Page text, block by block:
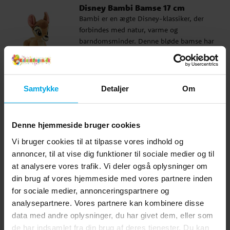
Samtykke Detaljer Om
Denne hjemmeside bruger cookies
Vi bruger cookies til at tilpasse vores indhold og
annoncer, til at vise dig funktioner til sociale medier og til
at analysere vores trafik. Vi deler også oplysninger om
din brug af vores hjemmeside med vores partnere inden
for sociale medier, annonceringspartnere og
analysepartnere. Vores partnere kan kombinere disse
data med andre oplysninger, du har givet dem, eller som
de har indsamlet fra din brug af deres tjenester. Du kan
nostalgiske følelser. En charmerende
bamse, der er nem at holde af. ✓ Officielt
licenseret Disney-bamse ✓ Højde: 17 cm
✓ Fremstillet af 100 % polyester
Disney Bambi Bamse 17 cm
Bambi er en ægte Disney-klassiker, der
forbindes med natur, varme og
barndomsminder. Denne bløde bamse har
et sødt udtryk, der gør den til en værdsat
ven til både leg og hvile. Den passer
perfekt som gave til børn, der elsker dyr,
eller til den, der gerne vil give noget med
Disney-bamse ✓ Højde: 17 cm ✓
Fremstillet af 100 % polyester
Lignende produkter vi tror du vil
kunne lide